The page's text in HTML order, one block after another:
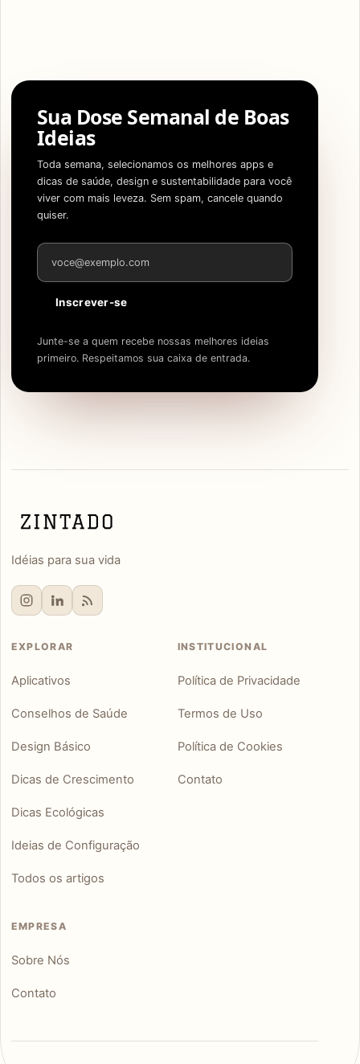
Sua Dose Semanal de Boas
Ideias
Toda semana, selecionamos os melhores apps e
dicas de saúde, design e sustentabilidade para você
viver com mais leveza. Sem spam, cancele quando
quiser.
Endereço de e-mail
Inscrever-se
Junte-se a quem recebe nossas melhores ideias
primeiro. Respeitamos sua caixa de entrada.
Idéias para sua vida
EXPLORAR
Aplicativos
Conselhos de Saúde
Design Básico
Dicas de Crescimento
Dicas Ecológicas
Ideias de Configuração
Todos os artigos
INSTITUCIONAL
Política de Privacidade
Termos de Uso
Política de Cookies
Contato
EMPRESA
Sobre Nós
Contato